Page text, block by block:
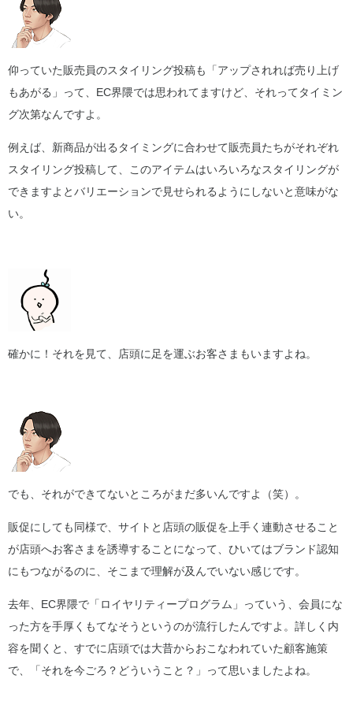
仰っていた販売員のスタイリング投稿も「アップされれば売り上げ
もあがる」って、EC界隈では思われてますけど、それってタイミン
グ次第なんですよ。
例えば、新商品が出るタイミングに合わせて販売員たちがそれぞれ
スタイリング投稿して、このアイテムはいろいろなスタイリングが
できますよとバリエーションで見せられるようにしないと意味がな
い。
確かに！それを見て、店頭に足を運ぶお客さまもいますよね。
でも、それができてないところがまだ多いんですよ（笑）。
販促にしても同様で、サイトと店頭の販促を上手く連動させること
が店頭へお客さまを誘導することになって、ひいてはブランド認知
にもつながるのに、そこまで理解が及んでいない感じです。
去年、EC界隈で「ロイヤリティープログラム」っていう、会員にな
った方を手厚くもてなそうというのが流行したんですよ。詳しく内
容を聞くと、すでに店頭では大昔からおこなわれていた顧客施策
で、「それを今ごろ？どういうこと？」って思いましたよね。